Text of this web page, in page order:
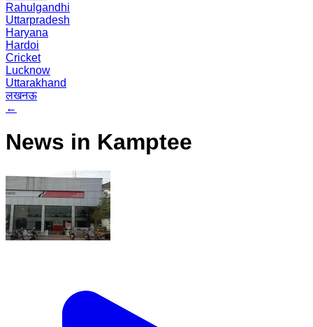
Rahulgandhi
Uttarpradesh
Haryana
Hardoi
Cricket
Lucknow
Uttarakhand
लखनऊ
←
News in Kamptee